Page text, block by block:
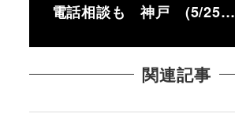
電話相談も 神戸 (5/25…
関連記事